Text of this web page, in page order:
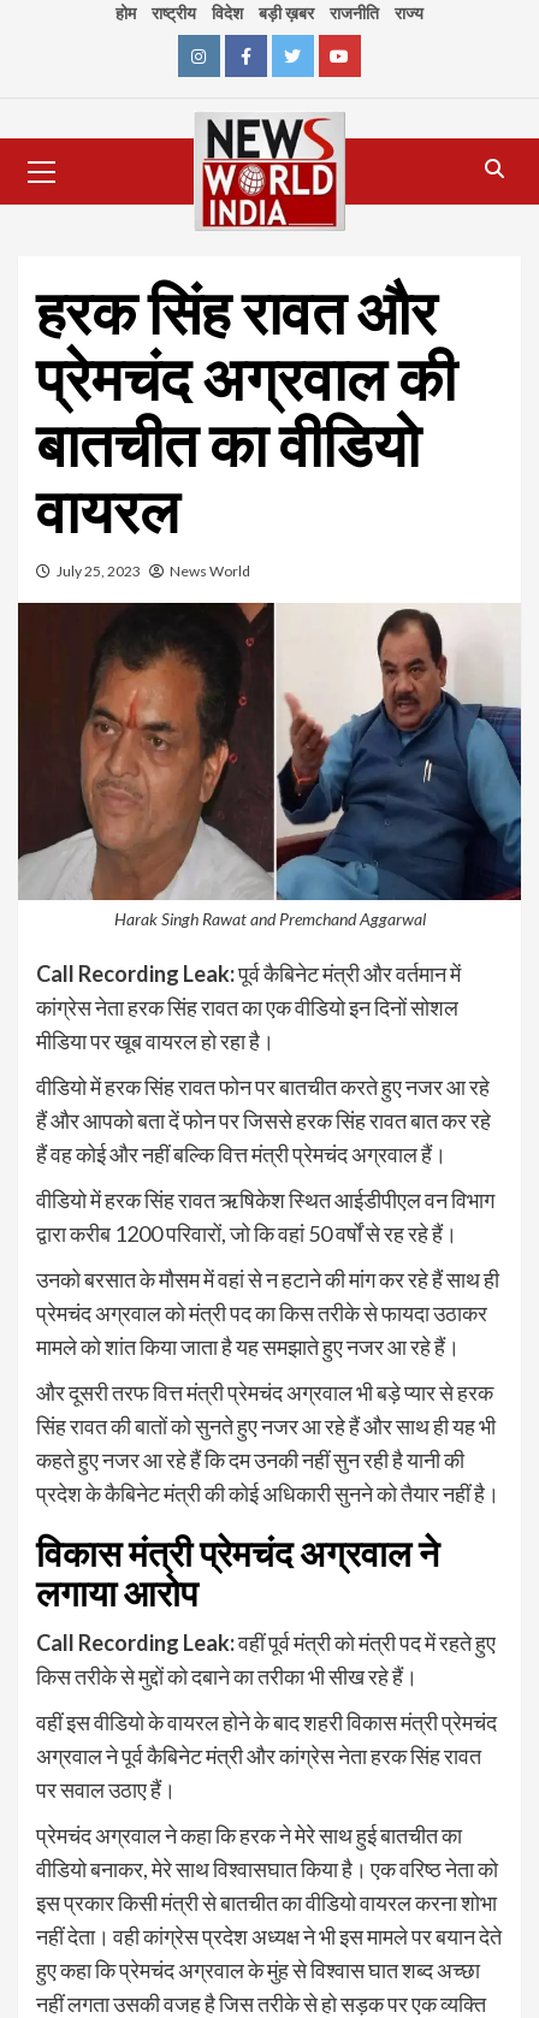
होम राष्ट्रीय विदेश बड़ी ख़बर राजनीति राज्य
InstagramFacebookTwitterYoutube
Menu
हरक सिंह रावत और
प्रेमचंद अग्रवाल की
बातचीत का वीडियो
वायरल
July 25, 2023 News World
Harak Singh Rawat and Premchand Aggarwal
Call Recording Leak:पूर्व कैबिनेट मंत्री और वर्तमान में
कांग्रेस नेता हरक सिंह रावत का एक वीडियो इन दिनों सोशल
मीडिया पर खूब वायरल हो रहा है।
वीडियो में हरक सिंह रावत फोन पर बातचीत करते हुए नजर आ रहे
हैं और आपको बता दें फोन पर जिससे हरक सिंह रावत बात कर रहे
हैं वह कोई और नहीं बल्कि वित्त मंत्री प्रेमचंद अग्रवाल हैं।
वीडियो में हरक सिंह रावत ऋषिकेश स्थित आईडीपीएल वन विभाग
द्वारा करीब 1200 परिवारों, जो कि वहां 50 वर्षों से रह रहे हैं।
उनको बरसात के मौसम में वहां से न हटाने की मांग कर रहे हैं साथ ही
प्रेमचंद अग्रवाल को मंत्री पद का किस तरीके से फायदा उठाकर
मामले को शांत किया जाता है यह समझाते हुए नजर आ रहे हैं।
और दूसरी तरफ वित्त मंत्री प्रेमचंद अग्रवाल भी बड़े प्यार से हरक
सिंह रावत की बातों को सुनते हुए नजर आ रहे हैं और साथ ही यह भी
कहते हुए नजर आ रहे हैं कि दम उनकी नहीं सुन रही है यानी की
प्रदेश के कैबिनेट मंत्री की कोई अधिकारी सुनने को तैयार नहीं है।
विकास मंत्री प्रेमचंद अग्रवाल ने
लगाया आरोप
Call Recording Leak:वहीं पूर्व मंत्री को मंत्री पद में रहते हुए
किस तरीके से मुद्दों को दबाने का तरीका भी सीख रहे हैं।
वहीं इस वीडियो के वायरल होने के बाद शहरी विकास मंत्री प्रेमचंद
अग्रवाल ने पूर्व कैबिनेट मंत्री और कांग्रेस नेता हरक सिंह रावत
पर सवाल उठाए हैं।
प्रेमचंद अग्रवाल ने कहा कि हरक ने मेरे साथ हुई बातचीत का
वीडियो बनाकर, मेरे साथ विश्वासघात किया है। एक वरिष्ठ नेता को
इस प्रकार किसी मंत्री से बातचीत का वीडियो वायरल करना शोभा
नहीं देता। वही कांग्रेस प्रदेश अध्यक्ष ने भी इस मामले पर बयान देते
हुए कहा कि प्रेमचंद अग्रवाल के मुंह से विश्वास घात शब्द अच्छा
नहीं लगता उसकी वजह है जिस तरीके से हो सड़क पर एक व्यक्ति